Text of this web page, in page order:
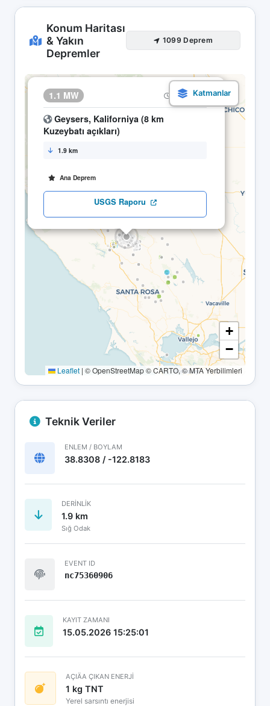
Konum Haritası
& Yakın
Depremler
1099 Deprem
1.1 MW 15.05 18:19
Geysers, Kaliforniya (8 km
Kuzeybatı açıkları)
1.9 km
Ana Deprem
USGS Raporu
×
+
−
Leaflet | © OpenStreetMap © CARTO, © MTA Yerbilimleri
Teknik Veriler
ENLEM / BOYLAM
38.8308 / -122.8183
DERINLIK
1.9 km
Sığ Odak
EVENT ID
nc75360906
KAYIT ZAMANI
15.05.2026 15:25:01
AÇIÄA ÇIKAN ENERJİ
1 kg TNT
Yerel sarsıntı enerjisi